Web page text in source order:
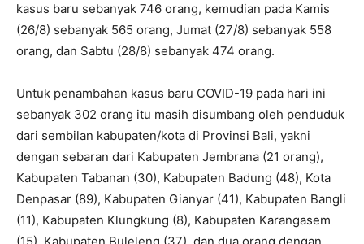
kasus baru sebanyak 746 orang, kemudian pada Kamis
(26/8) sebanyak 565 orang, Jumat (27/8) sebanyak 558
orang, dan Sabtu (28/8) sebanyak 474 orang.
Untuk penambahan kasus baru COVID-19 pada hari ini
sebanyak 302 orang itu masih disumbang oleh penduduk
dari sembilan kabupaten/kota di Provinsi Bali, yakni
dengan sebaran dari Kabupaten Jembrana (21 orang),
Kabupaten Tabanan (30), Kabupaten Badung (48), Kota
Denpasar (89), Kabupaten Gianyar (41), Kabupaten Bangli
(11), Kabupaten Klungkung (8), Kabupaten Karangasem